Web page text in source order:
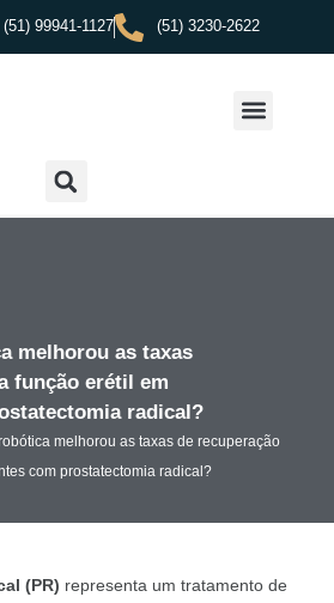
(51) 99941-1127 (51) 3230-2622
melhorou as taxas
função erétil em
radical?
melhorou as taxas de recuperação
com prostatectomia radical?
(PR) representa um tratamento de